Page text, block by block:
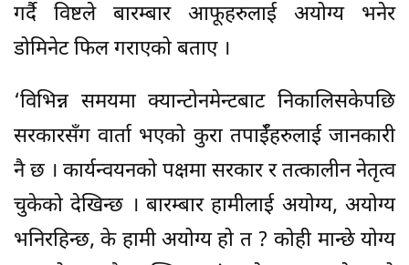
गर्दै विष्टले बारम्बार आफूहरुलाई अयोग्य भनेर
डोमिनेट फिल गराएको बताए ।
‘विभिन्न समयमा क्यान्टोनमेन्टबाट निकालिसकेपछि
सरकारसँग वार्ता भएको कुरा तपाईँहरुलाई जानकारी
नै छ । कार्यन्वयनको पक्षमा सरकार र तत्कालीन नेतृत्व
चुकेको देखिन्छ । बारम्बार हामीलाई अयोग्य, अयोग्य
भनिरहिन्छ, के हामी अयोग्य हो त ? कोही मान्छे योग्य